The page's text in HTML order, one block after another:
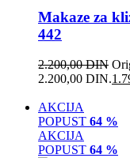
Makaze za
442
2.200,00DIN
2.200,00 DIN.
AKCIJA
POPUST 64 %
AKCIJA
POPUST 64 %